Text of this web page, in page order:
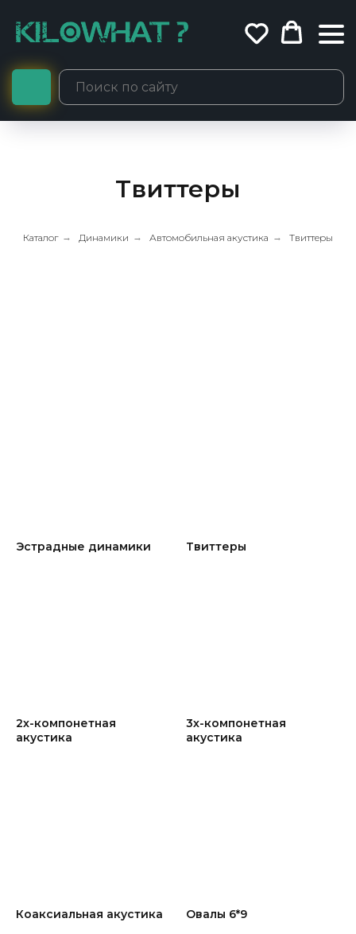
Твиттеры
Каталог → Динамики → Автомобильная акустика → Твиттеры
Эстрадные динамики Твиттеры
2х-компонетная
акустика
3х-компонетная
акустика
Коаксиальная акустика Овалы 6*9